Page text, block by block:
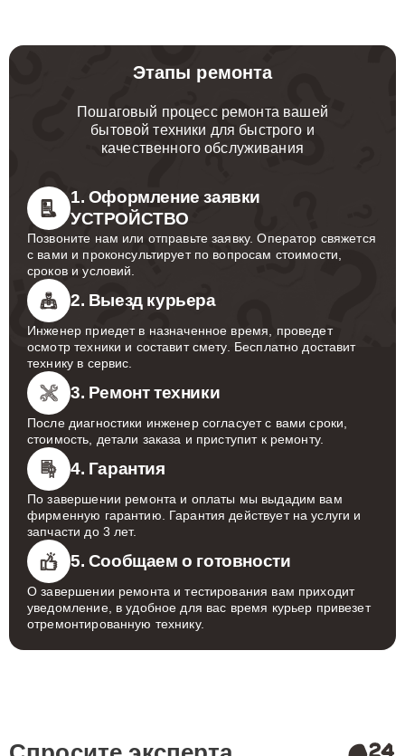
Этапы ремонта
Пошаговый процесс ремонта вашей
бытовой техники для быстрого и
качественного обслуживания
1. Оформление заявки
УСТРОЙСТВО
Позвоните нам или отправьте заявку. Оператор свяжется
с вами и проконсультирует по вопросам стоимости,
сроков и условий.
2. Выезд курьера
Инженер приедет в назначенное время, проведет
осмотр техники и составит смету. Бесплатно доставит
технику в сервис.
3. Ремонт техники
После диагностики инженер согласует с вами сроки,
стоимость, детали заказа и приступит к ремонту.
4. Гарантия
По завершении ремонта и оплаты мы выдадим вам
фирменную гарантию. Гарантия действует на услуги и
запчасти до 3 лет.
5. Сообщаем о готовности
О завершении ремонта и тестирования вам приходит
уведомление, в удобное для вас время курьер привезет
отремонтированную технику.